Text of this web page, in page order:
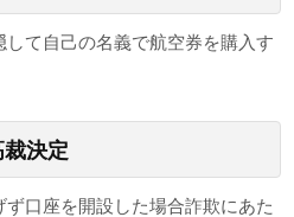
て自己の名義で航空券を購入す
決定
口座を開設した場合詐欺にあた